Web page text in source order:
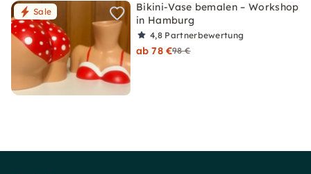
Sale
Bikini-Vase bemalen – Workshop
in Hamburg
4,8 Partnerbewertung
ab 78 €98 €